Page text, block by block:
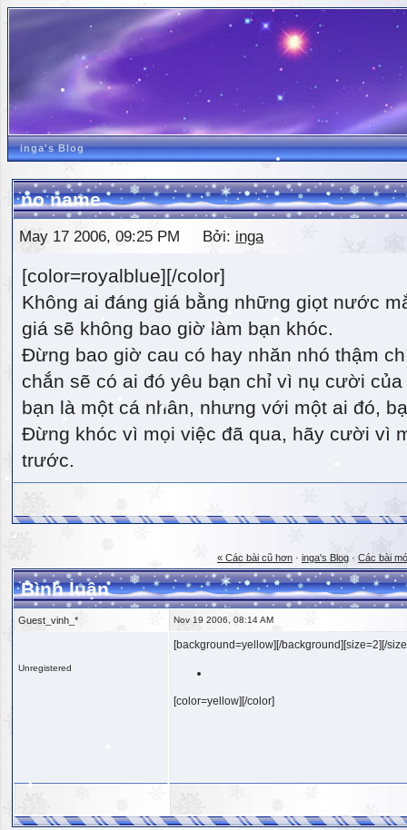
inga's Blog
no name
May 17 2006, 09:25 PM Bởi: inga
[color=royalblue][/color]
Không ai đáng giá bằng những giọt nước
giá sẽ không bao giờ làm bạn khóc.
Đừng bao giờ cau có hay nhăn nhó thậm
chắn sẽ có ai đó yêu bạn chỉ vì nụ cười
bạn là một cá nhân, nhưng với một ai đó,
Đừng khóc vì mọi việc đã qua, hãy cười vì
trước.
« Các bài cũ hơn · inga's Blog · Các bài
Bình luận
Guest_vinh_* Nov 19 2006, 08:14 AM
Unregistered
[background=yellow][/background][size=2][/
[color=yellow][/color]